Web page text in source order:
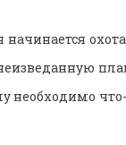
необходимо